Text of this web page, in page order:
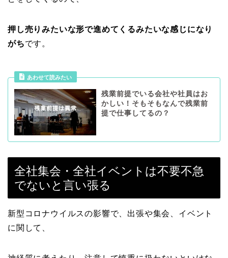
押し売りみたいな形で進めてくるみたいな感じになり
がちです。
あわせて読みたい
残業前提でいる会社や社員はお
かしい！そもそもなんで残業前
提で仕事してるの？
全社集会・全社イベントは不要不急
でないと言い張る
新型コロナウイルスの影響で、出張や集会、イベント
に関して、